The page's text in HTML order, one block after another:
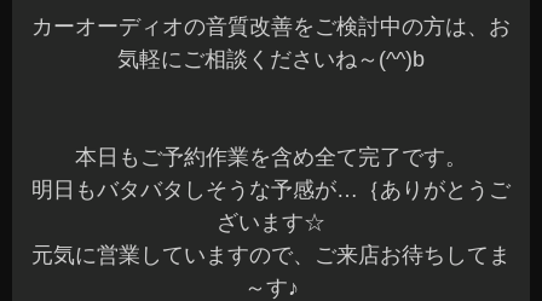
カーオーディオの音質改善をご検討中の方は、お
気軽にご相談くださいね～(^^)b
本日もご予約作業を含め全て完了です。
明日もバタバタしそうな予感が…｛ありがとうご
ざいます☆
元気に営業していますので、ご来店お待ちしてま
～す♪